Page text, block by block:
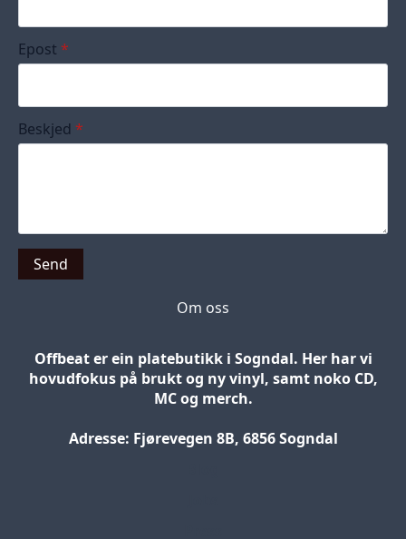
Epost *
Beskjed *
Send
Om oss
Offbeat er ein platebutikk i Sogndal. Her har vi
hovudfokus på brukt og ny vinyl, samt noko CD,
MC og merch.
Adresse: Fjørevegen 8B, 6856 Sogndal